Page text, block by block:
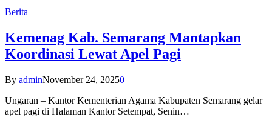
Berita
Kemenag Kab. Semarang Mantapkan
Koordinasi Lewat Apel Pagi
By adminNovember 24, 20250
Ungaran – Kantor Kementerian Agama Kabupaten Semarang gelar
apel pagi di Halaman Kantor Setempat, Senin…